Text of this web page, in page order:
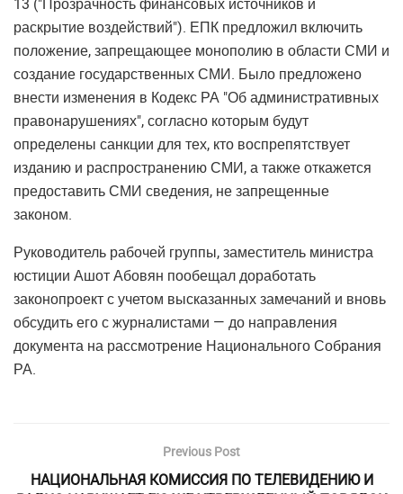
13 ("Прозрачность финансовых источников и
раскрытие воздействий"). ЕПК предложил включить
положение, запрещающее монополию в области СМИ и
создание государственных СМИ. Было предложено
внести изменения в Кодекс РА "Об административных
правонарушениях", согласно которым будут
определены санкции для тех, кто воспрепятствует
изданию и распространению СМИ, а также откажется
предоставить СМИ сведения, не запрещенные
законом.
Руководитель рабочей группы, заместитель министра
юстиции Ашот Абовян пообещал доработать
законопроект с учетом высказанных замечаний и вновь
обсудить его с журналистами — до направления
документа на рассмотрение Национального Собрания
РА.
Previous Post
НАЦИОНАЛЬНАЯ КОМИССИЯ ПО ТЕЛЕВИДЕНИЮ И